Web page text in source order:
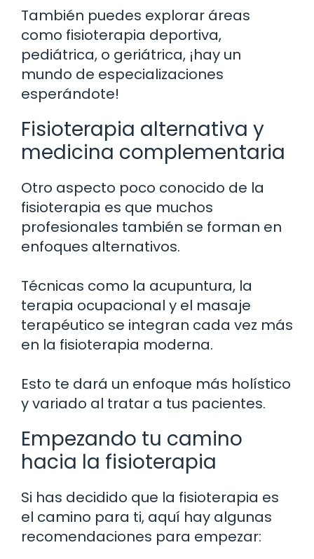
También puedes explorar áreas
como fisioterapia deportiva,
pediátrica, o geriátrica, ¡hay un
mundo de especializaciones
esperándote!
Fisioterapia alternativa y
medicina complementaria
Otro aspecto poco conocido de la
fisioterapia es que muchos
profesionales también se forman en
enfoques alternativos.
Técnicas como la acupuntura, la
terapia ocupacional y el masaje
terapéutico se integran cada vez más
en la fisioterapia moderna.
Esto te dará un enfoque más holístico
y variado al tratar a tus pacientes.
Empezando tu camino
hacia la fisioterapia
Si has decidido que la fisioterapia es
el camino para ti, aquí hay algunas
recomendaciones para empezar: